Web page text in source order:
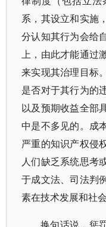
系，其设立和实施
分认知其行为会给
上，由此才能通过
来实现其治理目标
是否对于其行为的
以及预期收益全部
中是不多见的。成
严重的知识产权侵
人们缺乏系统思考
于成文法、司法判
素在技术发展和社